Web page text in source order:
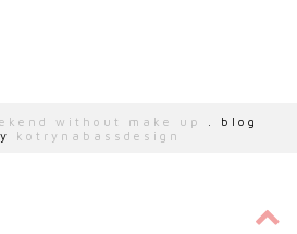
without make up
. blog
kotrynabassdesign